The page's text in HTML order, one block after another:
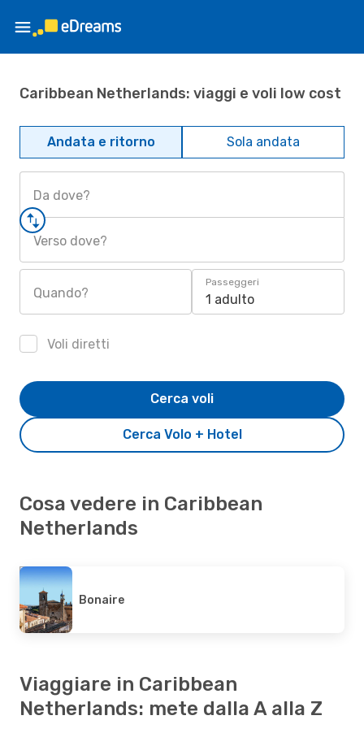
Caribbean Netherlands: viaggi e voli low cost
Andata e ritorno Sola andata
Da dove?
Verso dove?
Quando?
Passeggeri
1 adulto
Voli diretti
Cerca Volo + Hotel
Cerca voli
Cosa vedere in Caribbean
Netherlands
Bonaire
Viaggiare in Caribbean
Netherlands: mete dalla A alla Z